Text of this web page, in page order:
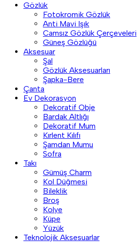
Gözlük
Fotokromik Gözlük
Anti Mavi Işık
Camsız Gözlük Çerçeveleri
Güneş Gözlüğü
Aksesuar
Şal
Gözlük Aksesuarları
Şapka-Bere
Çanta
Ev Dekorasyon
Dekoratif Obje
Bardak Altlığı
Dekoratif Mum
Kırlent Kılıfı
Şamdan Mumu
Sofra
Takı
Gümüş Charm
Kol Düğmesi
Bileklik
Broş
Kolye
Küpe
Yüzük
Teknolojik Aksesuarlar